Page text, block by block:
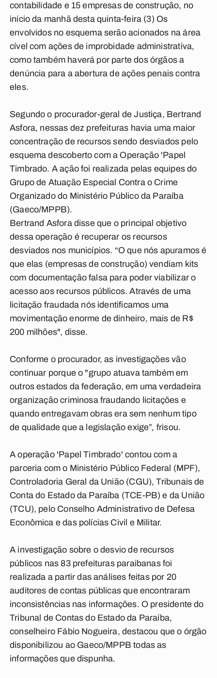
contabilidade e 15 empresas de construção, no
início da manhã desta quinta-feira (3) Os
envolvidos no esquema serão acionados na área
cível com ações de improbidade administrativa,
como também haverá por parte dos órgãos a
denúncia para a abertura de ações penais contra
eles.
Segundo o procurador-geral de Justiça, Bertrand
Asfora, nessas dez prefeituras havia uma maior
concentração de recursos sendo desviados pelo
esquema descoberto com a Operação 'Papel
Timbrado. A ação foi realizada pelas equipes do
Grupo de Atuação Especial Contra o Crime
Organizado do Ministério Público da Paraíba
(Gaeco/MPPB).
Bertrand Asfora disse que o principal objetivo
dessa operação é recuperar os recursos
desviados nos municípios. “O que nós apuramos é
que elas (empresas de construção) vendiam kits
com documentação falsa para poder viabilizar o
acesso aos recursos públicos. Através de uma
licitação fraudada nós identificamos uma
movimentação enorme de dinheiro, mais de R$
200 milhões", disse.
Conforme o procurador, as investigações vão
continuar porque o "grupo atuava também em
outros estados da federação, em uma verdadeira
organização criminosa fraudando licitações e
quando entregavam obras era sem nenhum tipo
de qualidade que a legislação exige”, frisou.
A operação 'Papel Timbrado' contou com a
parceria com o Ministério Público Federal (MPF),
Controladoria Geral da União (CGU), Tribunais de
Conta do Estado da Paraíba (TCE-PB) e da União
(TCU), pelo Conselho Administrativo de Defesa
Econômica e das polícias Civil e Militar.
A investigação sobre o desvio de recursos
públicos nas 83 prefeituras paraibanas foi
realizada a partir das análises feitas por 20
auditores de contas públicas que encontraram
inconsistências nas informações. O presidente do
Tribunal de Contas do Estado da Paraíba,
conselheiro Fábio Nogueira, destacou que o órgão
disponibilizou ao Gaeco/MPPB todas as
informações que dispunha.